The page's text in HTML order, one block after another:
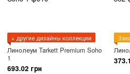
+ другие дизайны коллекции
Линолеум Tarkett Premium Soho
1
693.02 грн